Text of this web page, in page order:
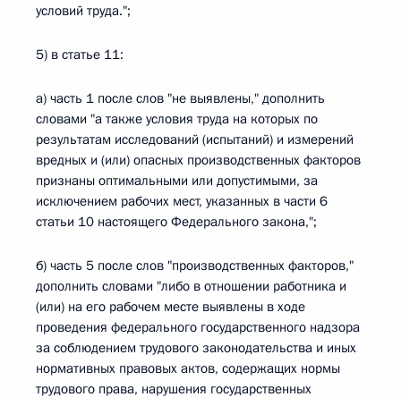
условий труда.";
5) в статье 11:
а) часть 1 после слов "не выявлены," дополнить
словами "а также условия труда на которых по
результатам исследований (испытаний) и измерений
вредных и (или) опасных производственных факторов
признаны оптимальными или допустимыми, за
исключением рабочих мест, указанных в части 6
статьи 10 настоящего Федерального закона,";
б) часть 5 после слов "производственных факторов,"
дополнить словами "либо в отношении работника и
(или) на его рабочем месте выявлены в ходе
проведения федерального государственного надзора
за соблюдением трудового законодательства и иных
нормативных правовых актов, содержащих нормы
трудового права, нарушения государственных